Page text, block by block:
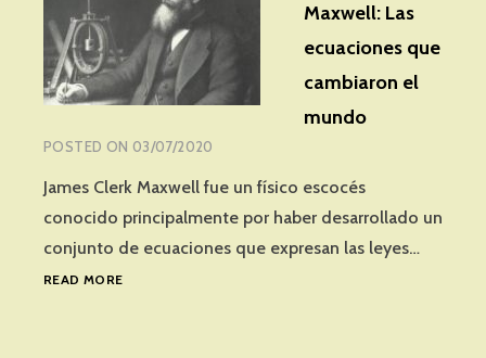
Maxwell: Las
ecuaciones que
cambiaron el
mundo
POSTED ON 03/07/2020
James Clerk Maxwell fue un físico escocés
conocido principalmente por haber desarrollado un
conjunto de ecuaciones que expresan las leyes…
READ MOREJAMES